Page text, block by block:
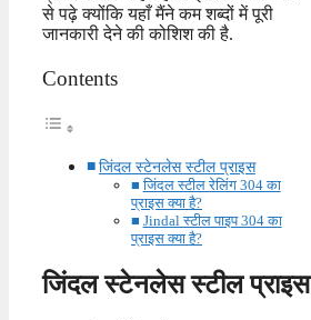
से पढ़े क्योंकि यहाँ मैंने कम शब्दों में पूरी
जानकारी देने की कोशिश की है.
Contents
जिंदल स्टेनलेस स्टील प्राइस
जिंदल स्टील रेलिंग 304 का
प्राइस क्या है?
Jindal स्टील पाइप 304 का
प्राइस क्या है?
जिंदल स्टेनलेस स्टील प्राइस